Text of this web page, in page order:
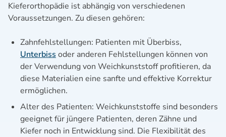
Kieferorthopädie ist abhängig von verschiedenen
Voraussetzungen. Zu diesen gehören:
Zahnfehlstellungen: Patienten mit Überbiss,
Unterbiss oder anderen Fehlstellungen können von
der Verwendung von Weichkunststoff profitieren, da
diese Materialien eine sanfte und effektive Korrektur
ermöglichen.
Alter des Patienten: Weichkunststoffe sind besonders
geeignet für jüngere Patienten, deren Zähne und
Kiefer noch in Entwicklung sind. Die Flexibilität des